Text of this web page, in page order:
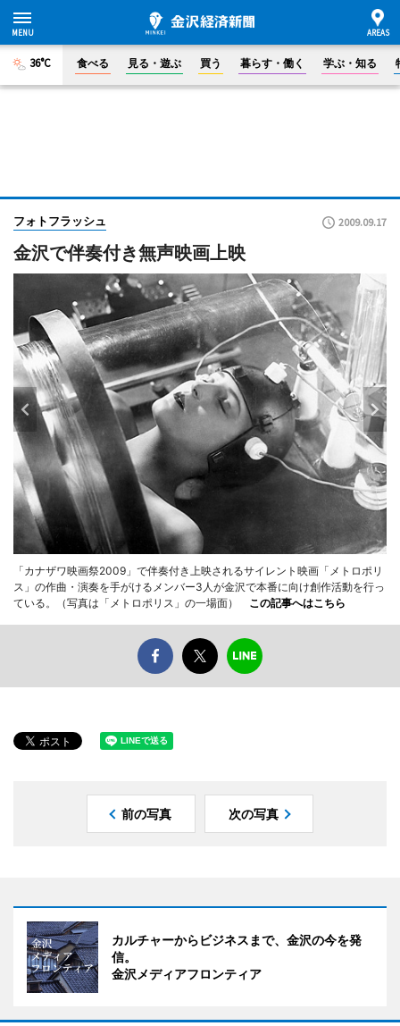
36°C 食べる 見る・遊ぶ 買う 暮らす・働く 学ぶ・知る
フォトフラッシュ 2009.09.17
金沢で伴奏付き無声映画上映
「カナザワ映画祭2009」で伴奏付き上映されるサイレント映画「メトロポリ
ス」の作曲・演奏を手がけるメンバー3人が金沢で本番に向け創作活動を行っ
ている。（写真は「メトロポリス」の一場面） この記事へはこちら
前の写真 次の写真
カルチャーからビジネスまで、金沢の今を発
信。
金沢メディアフロンティア